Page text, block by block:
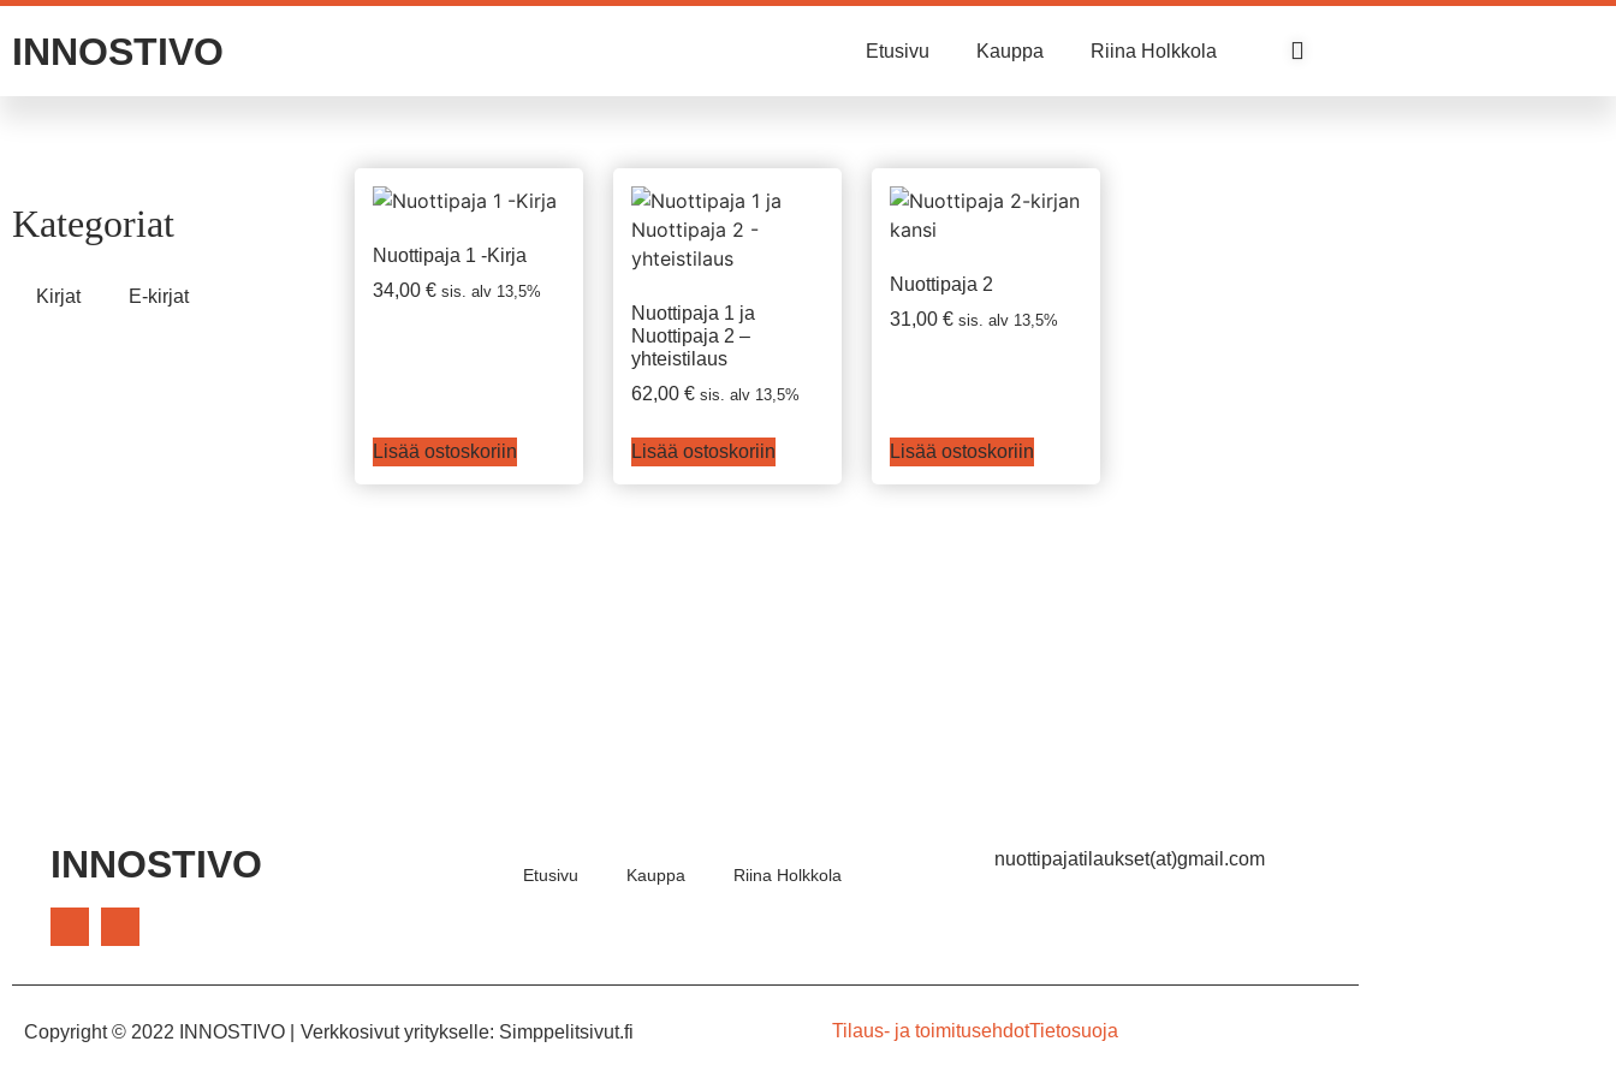
INNOSTIVO Etusivu Kauppa Riina Holkkola
Kategoriat
Kirjat E-kirjat
Nuottipaja 1 -Kirja
34,00 € sis. alv 13,5%
Lisää ostoskoriin
Nuottipaja 1 ja
Nuottipaja 2 –
yhteistilaus
62,00 € sis. alv 13,5%
Lisää ostoskoriin
Nuottipaja 2
31,00 € sis. alv 13,5%
Lisää ostoskoriin
INNOSTIVO Etusivu Kauppa Riina Holkkola
nuottipajatilaukset(at)gmail.com
Copyright © 2022 INNOSTIVO | Verkkosivut yritykselle: Simppelitsivut.fi Tilaus- ja toimitusehdotTietosuoja